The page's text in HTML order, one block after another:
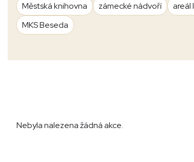
Městská knihovna
zámecké nádvoří areál
MKS Beseda
Nebyla nalezena žádná akce.